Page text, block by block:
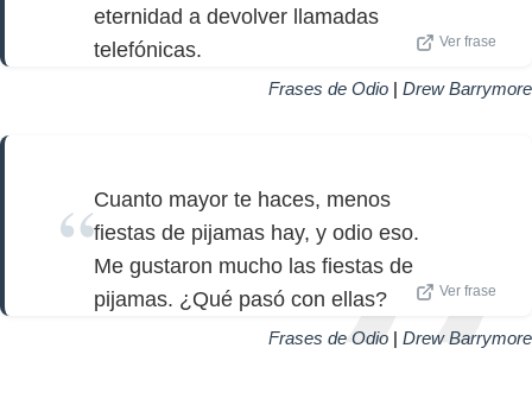
eternidad a devolver llamadas
telefónicas.
Ver frase
Frases de Odio | Drew Barrymore
Cuanto mayor te haces, menos
fiestas de pijamas hay, y odio eso.
Me gustaron mucho las fiestas de
pijamas. ¿Qué pasó con ellas?
Ver frase
Frases de Odio | Drew Barrymore